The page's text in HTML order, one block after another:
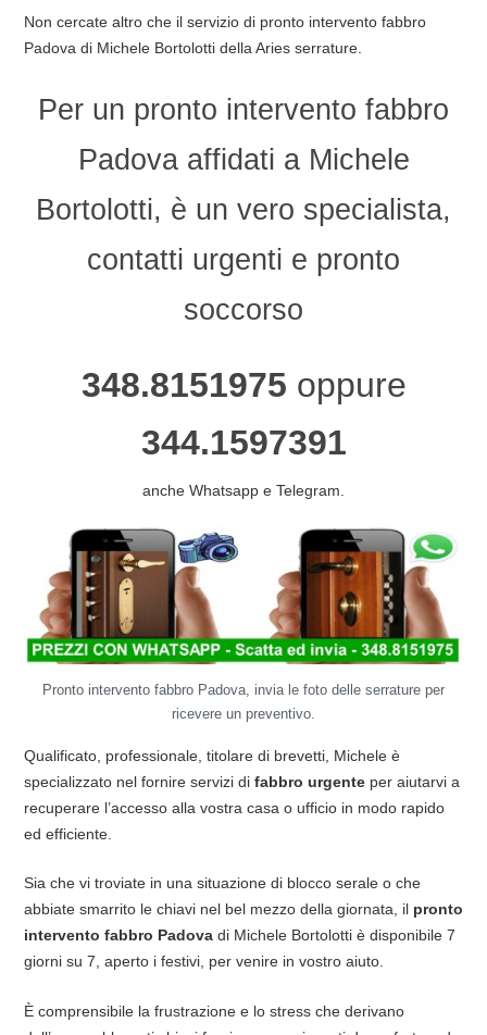
Non cercate altro che il servizio di pronto intervento fabbro
Padova di Michele Bortolotti della Aries serrature.
Per un pronto intervento fabbro
Padova affidati a Michele
Bortolotti, è un vero specialista,
contatti urgenti e pronto
soccorso
348.8151975 oppure
344.1597391
anche Whatsapp e Telegram.
Pronto intervento fabbro Padova, invia le foto delle serrature per
ricevere un preventivo.
Qualificato, professionale, titolare di brevetti, Michele è
specializzato nel fornire servizi di fabbro urgenteper aiutarvi a
recuperare l’accesso alla vostra casa o ufficio in modo rapido
ed efficiente.
Sia che vi troviate in una situazione di blocco serale o che
abbiate smarrito le chiavi nel bel mezzo della giornata, il pronto
intervento fabbro Padovadi Michele Bortolotti è disponibile 7
giorni su 7, aperto i festivi, per venire in vostro aiuto.
È comprensibile la frustrazione e lo stress che derivano